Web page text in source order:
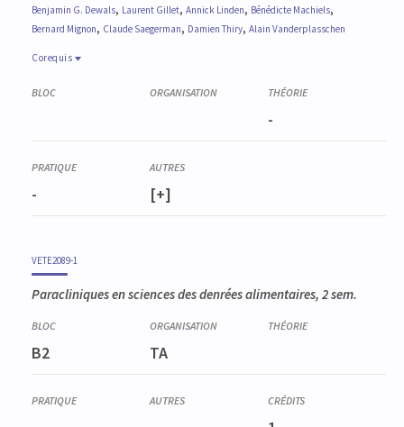
Benjamin G. Dewals, Laurent Gillet, Annick Linden, Bénédicte Machiels,
Bernard Mignon, Claude Saegerman, Damien Thiry, Alain Vanderplasschen
Corequis
Pathologie systémique des animaux domestiques
VETE2087-1
Compétences transversales (décisionnelles et relationnelles)
Paracliniques en sciences des denrées alimentaires, 2 sem.
VETE3004-1
-
- [+]
VETE2089-1
Paracliniques en sciences des denrées alimentaires, 2 sem.
B2 TA